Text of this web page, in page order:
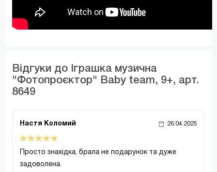
Відгуки до Іграшка музична
"Фотопроєктор" Baby team, 9+, арт.
8649
Настя Коломий 26.04.2025
Просто знахідка, брала не подарунок та дуже
задоволена.